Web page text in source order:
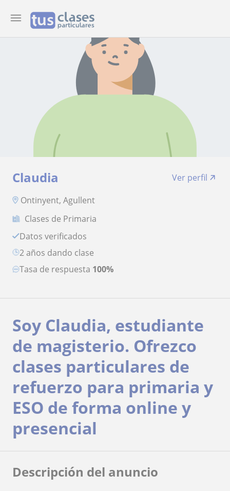
Claudia
Ver perfil
Ontinyent, Agullent
Clases de Primaria
Datos verificados
2 años dando clase
Tasa de respuesta 100%
Soy Claudia, estudiante
de magisterio. Ofrezco
clases particulares de
refuerzo para primaria y
ESO de forma online y
presencial
Descripción del anuncio